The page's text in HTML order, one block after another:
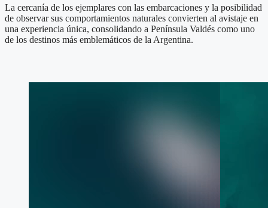
La cercanía de los ejemplares con las embarcaciones y la posibilidad
de observar sus comportamientos naturales convierten al avistaje en
una experiencia única, consolidando a Península Valdés como uno
de los destinos más emblemáticos de la Argentina.